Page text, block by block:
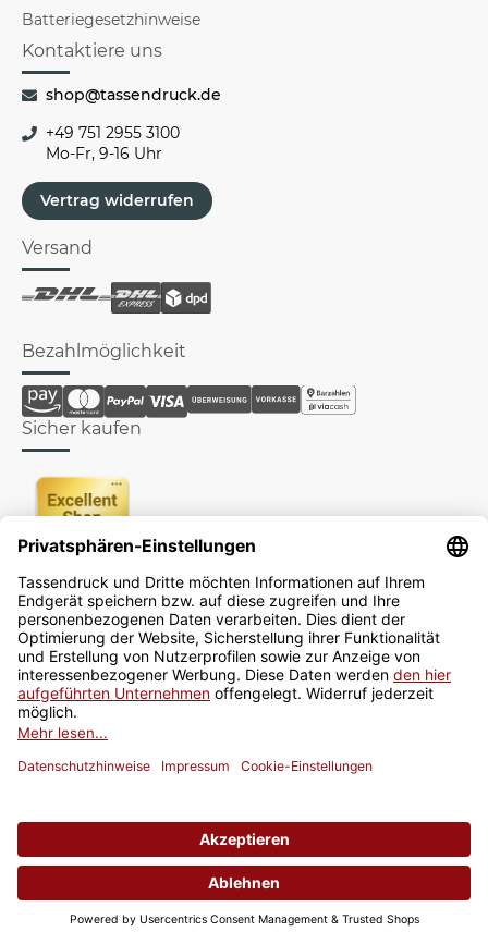
Batteriegesetzhinweise
Kontaktiere uns
shop@tassendruck.de
+49 751 2955 3100
Mo-Fr, 9-16 Uhr
Vertrag widerrufen
Versand
Bezahlmöglichkeit
Sicher kaufen
Newsletter